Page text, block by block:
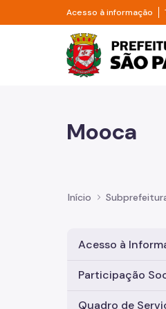
Pular para o Conteúdo
Acesso à informação
Mooca
Início
Acesso à
Participação
Quadro de